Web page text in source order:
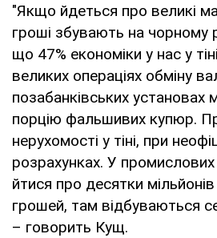
"Якщо йдеться про великі
гроші збувають на чорному
що 47% економіки у нас у
великих операціях обміну
позабанківських
порцію фальшивих купюр.
нерухомості у тіні, при
розрахунках. У
йтися про десятки
грошей, там відбуваються
– говорить Кущ.